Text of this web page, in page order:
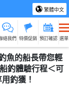
繁體中文
絡我們 特價促銷 預訂確認 選單
魚的船長帶您輕
釣體驗行程＜可
釣獲！